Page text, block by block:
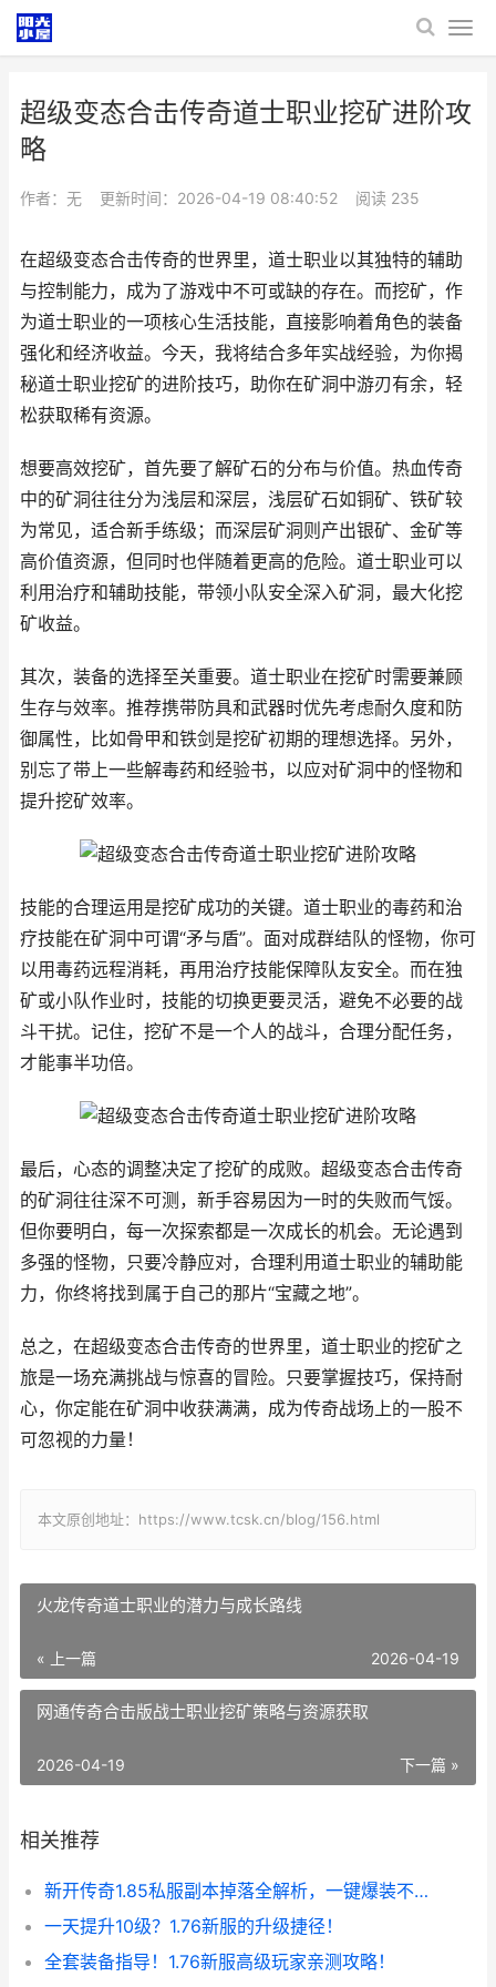
超级变态合击传奇道士职业挖矿进阶攻
略
作者：无 更新时间：2026-04-19 08:40:52 阅读 235
在超级变态合击传奇的世界里，道士职业以其独特的辅助
与控制能力，成为了游戏中不可或缺的存在。而挖矿，作
为道士职业的一项核心生活技能，直接影响着角色的装备
强化和经济收益。今天，我将结合多年实战经验，为你揭
秘道士职业挖矿的进阶技巧，助你在矿洞中游刃有余，轻
松获取稀有资源。
想要高效挖矿，首先要了解矿石的分布与价值。热血传奇
中的矿洞往往分为浅层和深层，浅层矿石如铜矿、铁矿较
为常见，适合新手练级；而深层矿洞则产出银矿、金矿等
高价值资源，但同时也伴随着更高的危险。道士职业可以
利用治疗和辅助技能，带领小队安全深入矿洞，最大化挖
矿收益。
其次，装备的选择至关重要。道士职业在挖矿时需要兼顾
生存与效率。推荐携带防具和武器时优先考虑耐久度和防
御属性，比如骨甲和铁剑是挖矿初期的理想选择。另外，
别忘了带上一些解毒药和经验书，以应对矿洞中的怪物和
提升挖矿效率。
技能的合理运用是挖矿成功的关键。道士职业的毒药和治
疗技能在矿洞中可谓“矛与盾”。面对成群结队的怪物，你可
以用毒药远程消耗，再用治疗技能保障队友安全。而在独
矿或小队作业时，技能的切换更要灵活，避免不必要的战
斗干扰。记住，挖矿不是一个人的战斗，合理分配任务，
才能事半功倍。
最后，心态的调整决定了挖矿的成败。超级变态合击传奇
的矿洞往往深不可测，新手容易因为一时的失败而气馁。
但你要明白，每一次探索都是一次成长的机会。无论遇到
多强的怪物，只要冷静应对，合理利用道士职业的辅助能
力，你终将找到属于自己的那片“宝藏之地”。
总之，在超级变态合击传奇的世界里，道士职业的挖矿之
旅是一场充满挑战与惊喜的冒险。只要掌握技巧，保持耐
心，你定能在矿洞中收获满满，成为传奇战场上的一股不
可忽视的力量！
本文原创地址：https://www.tcsk.cn/blog/156.html
火龙传奇道士职业的潜力与成长路线
« 上一篇 2026-04-19
网通传奇合击版战士职业挖矿策略与资源获取
下一篇 »
2026-04-19
相关推荐
新开传奇1.85私服副本掉落全解析，一键爆装不是梦！
一天提升10级？1.76新服的升级捷径！
全套装备指导！1.76新服高级玩家亲测攻略！